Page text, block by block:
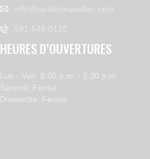
info@cerakotequebec.com
581-548-0110
HEURES D’OUVERTURES
Lun - Ven: 8:00 a.m. - 5:30 p.m.
Samedi: Fermé
Dimanche: Fermé